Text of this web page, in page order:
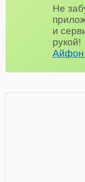
Не
и
рукой!
Айфон